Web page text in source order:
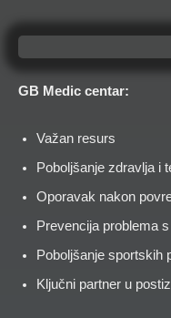
GB Medic centar:
Važan resurs
Poboljšanje zdravlja i
Oporavak nakon
Prevencija problema
Poboljšanje sportskih
Ključni partner u